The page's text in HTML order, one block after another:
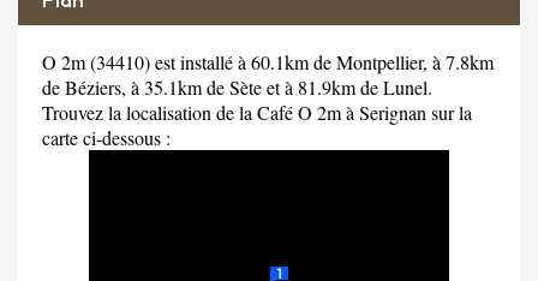
O 2m (34410) est installé à 60.1km de Montpellier, à 7.8km
de Béziers, à 35.1km de Sète et à 81.9km de Lunel.
Trouvez la localisation de la Café O 2m à Serignan sur la
carte ci-dessous :